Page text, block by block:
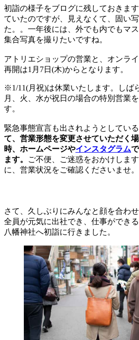
初詣の様子をブログに残しておきま
ていたのですが、見えなくて、固い
た。。一年後には、外でも内でもマ
集合写真を撮りたいですね。
アトリエショップの営業と、オンラ
再開は1月7日(木)からとなります。
※1/11(月祝)は休業いたします。しば
月、火、水が祝日の場合の特別営業
す。
緊急事態宣言も出されようとしている
て、営業形態を変更させていただく
時、ホームページやインスタグラム
ます。
ご不便、ご迷惑をおかけしま
に、営業状況をご確認くださいませ。
さて、久しぶりにみんなと顔を合わ
全員が元気に出社でき、仕事ができ
八幡神社へ初詣に行きました。